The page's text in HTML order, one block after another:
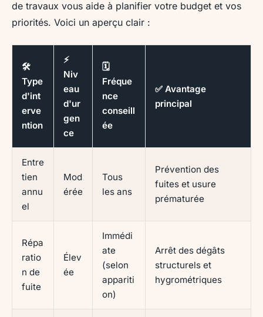
de travaux vous aide à planifier votre budget et vos
priorités. Voici un aperçu clair :
🛠️
Type
d'int
erve
ntion
⚡
Niv
eau
d'ur
gen
ce
🗓️
Fréque
nce
conseill
ée
✅ Avantage
principal
Entre
tien
annu
el
Mod
érée
Tous
les ans
Prévention des
fuites et usure
prématurée
Répa
ratio
n de
fuite
Élev
ée
Immédi
ate
(selon
appariti
on)
Arrêt des dégâts
structurels et
hygrométriques